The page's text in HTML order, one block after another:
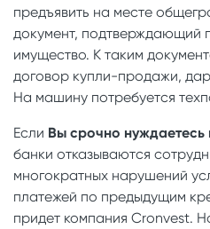
предъявить на месте
документ, подтверждающий
имущество. К таким
договор купли-продажи,
На машину потребуется
Если Вы срочно нуждаетесь
банки отказываются
многократных нарушений
платежей по предыдущим
придет компания Cronvest.